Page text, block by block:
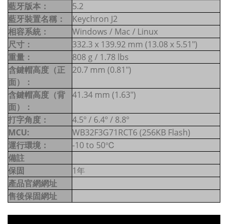
藍牙版本：
5.2
藍牙裝置名稱：
Keychron J2
相容系統：
Windows / Mac / Linux
尺寸：
332.3 x 139.92 mm (13.08 x 5.51")
重量：
808 g / 1.78 lbs
含鍵帽高度（正
面）：
20.7 mm (0.81")
含鍵帽高度（背
面）：
41.34 mm (1.63")
打字角度：
4.5º / 6.4º / 8.8º
MCU:
WB32F3G71RCT6 (256KB Flash)
運行環境：
-10 to 50℃
備註
保固
1年
產品官網網址
售後保固網址